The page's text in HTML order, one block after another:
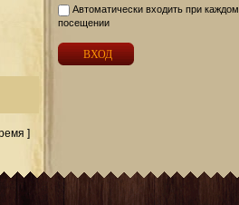
]
Автоматически входить при каждом
посещении